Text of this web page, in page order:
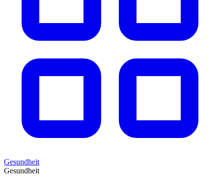
Gesundheit
Gesundheit